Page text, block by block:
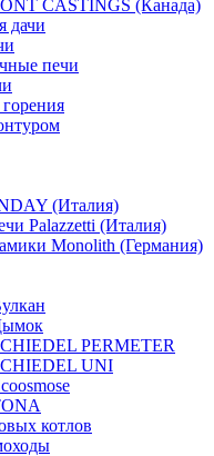
CASTINGS (Канада)
дачи
печи
(Италия)
Palazzetti (Италия)
Monolith (Германия)
PERMETER
UNI
котлов